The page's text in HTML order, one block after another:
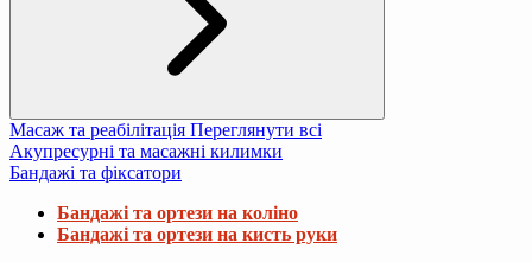
Масаж та реабілітація Переглянути всі
Акупресурні та масажні килимки
Бандажі та фіксатори
Бандажі та ортези на коліно
Бандажі та ортези на кисть руки